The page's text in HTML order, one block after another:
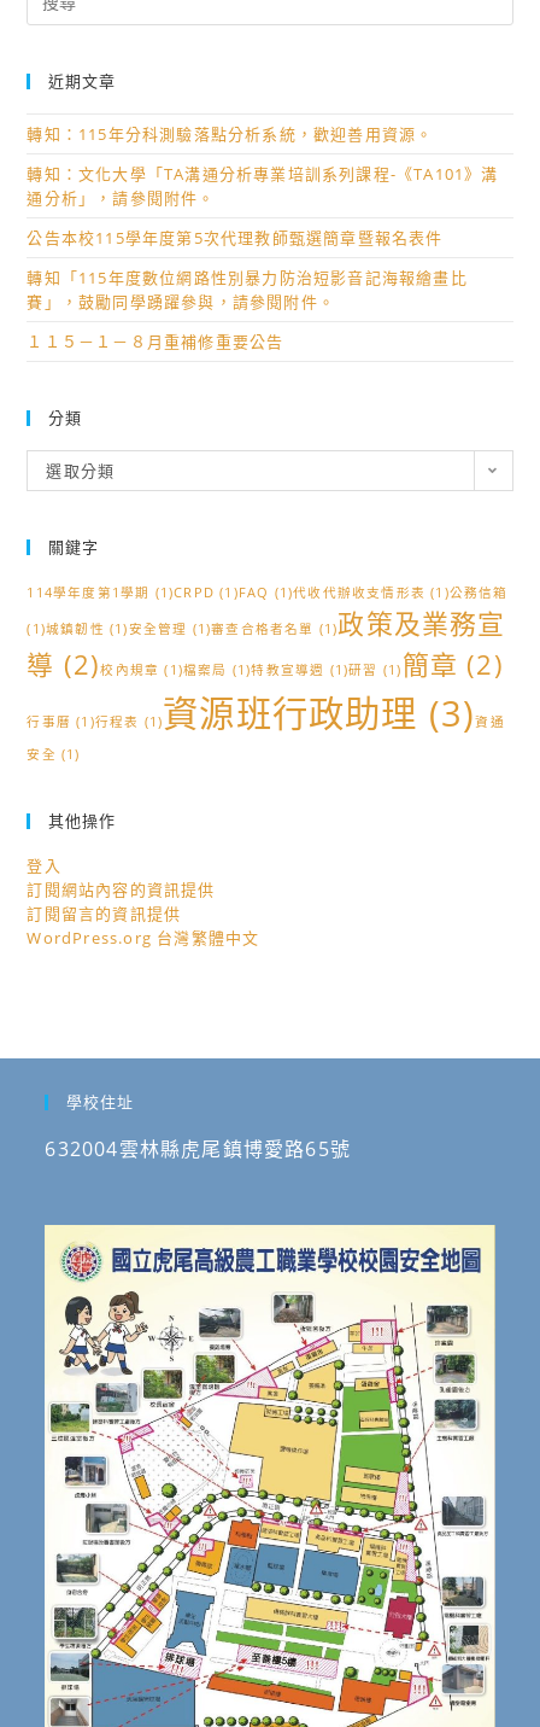
for:
近期文章
轉知：115年分科測驗落點分析系統，歡迎善用資源。
轉知：文化大學「TA溝通分析專業培訓系列課程-《TA101》溝
通分析」，請參閱附件。
公告本校115學年度第5次代理教師甄選簡章暨報名表件
轉知「115年度數位網路性別暴力防治短影音記海報繪畫比
賽」，鼓勵同學踴躍參與，請參閱附件。
１１５－１－８月重補修重要公告
分類
類
選取分類
關鍵字
114學年度第1學期 (1)CRPD (1)FAQ (1)代收代辦收支情形表 (1)公務信箱
(1)城鎮韌性 (1)安全管理 (1)審查合格者名單 (1)政策及業務宣
導 (2)校內規章 (1)檔案局 (1)特教宣導週 (1)研習 (1) 簡章 (2)
行事曆 (1)行程表 (1)資源班行政助理 (3)資通
安全 (1)
其他操作
登入
訂閱網站內容的資訊提供
訂閱留言的資訊提供
WordPress.org 台灣繁體中文
學校住址
632004雲林縣虎尾鎮博愛路65號